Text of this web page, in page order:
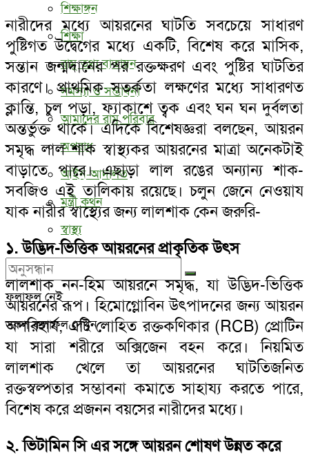
শিক্ষাঙ্গন
শিক্ষা
রামু তথ্য বাতায়ন
সমস্যা ও সম্ভাবনা
আমাদের রামু পরিবার
অপরাধ
আইন-আদালত
মন্ত্রী কথন
স্বাস্থ্য
ফলাফল নেই
সকল ফলাফল দেখুন
নারীদের মধ্যে আয়রনের ঘাটতি সবচেয়ে সাধারণ
পুষ্টিগত উদ্বেগের মধ্যে একটি, বিশেষ করে মাসিক,
সন্তান জন্মদানের পর রক্তক্ষরণ এবং পুষ্টির ঘাটতির
কারণে। প্রাথমিক সতর্কতা লক্ষণের মধ্যে সাধারণত
ক্লান্তি, চুল পড়া, ফ্যাকাশে ত্বক এবং ঘন ঘন দুর্বলতা
অন্তর্ভুক্ত থাকে। এদিকে বিশেষজ্ঞরা বলছেন, আয়রন
সমৃদ্ধ লাল শাক স্বাস্থ্যকর আয়রনের মাত্রা অনেকটাই
বাড়াতে পারে। এছাড়া লাল রঙের অন্যান্য শাক-
সবজিও এই তালিকায় রয়েছে। চলুন জেনে নেওয়ায
যাক নারীর স্বাস্থ্যের জন্য লালশাক কেন জরুরি-
১. উদ্ভিদ-ভিত্তিক আয়রনের প্রাকৃতিক উৎস
লালশাক নন-হিম আয়রনে সমৃদ্ধ, যা উদ্ভিদ-ভিত্তিক
আয়রনের রূপ। হিমোগ্লোবিন উৎপাদনের জন্য আয়রন
অপরিহার্য, এটি লোহিত রক্তকণিকার (RCB) প্রোটিন
যা সারা শরীরে অক্সিজেন বহন করে। নিয়মিত
লালশাক খেলে তা আয়রনের ঘাটতিজনিত
রক্তস্বল্পতার সম্ভাবনা কমাতে সাহায্য করতে পারে,
বিশেষ করে প্রজনন বয়সের নারীদের মধ্যে।
২. ভিটামিন সি এর সঙ্গে আয়রন শোষণ উন্নত করে